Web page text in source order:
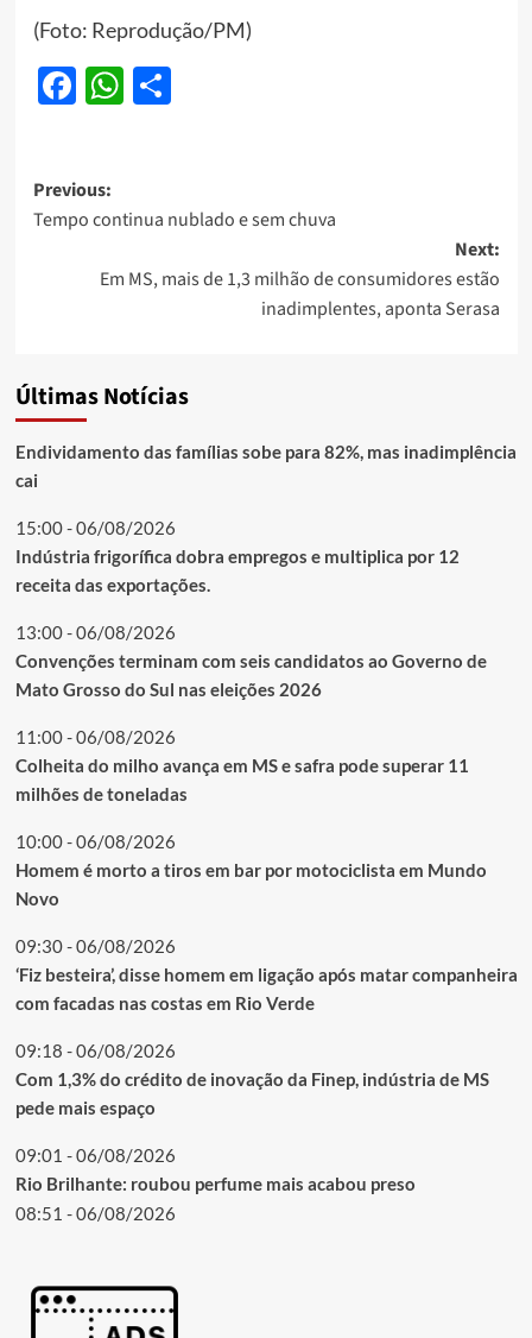
(Foto: Reprodução/PM)
Facebook
WhatsApp
Share
Post
navigation
Previous:
Tempo continua nublado e sem chuva
Next:
Em MS, mais de 1,3 milhão de consumidores estão
inadimplentes, aponta Serasa
Últimas Notícias
Endividamento das famílias sobe para 82%, mas inadimplência
cai
15:00 - 06/08/2026
Indústria frigorífica dobra empregos e multiplica por 12
receita das exportações.
13:00 - 06/08/2026
Convenções terminam com seis candidatos ao Governo de
Mato Grosso do Sul nas eleições 2026
11:00 - 06/08/2026
Colheita do milho avança em MS e safra pode superar 11
milhões de toneladas
10:00 - 06/08/2026
Homem é morto a tiros em bar por motociclista em Mundo
Novo
09:30 - 06/08/2026
‘Fiz besteira’, disse homem em ligação após matar companheira
com facadas nas costas em Rio Verde
09:18 - 06/08/2026
Com 1,3% do crédito de inovação da Finep, indústria de MS
pede mais espaço
09:01 - 06/08/2026
Rio Brilhante: roubou perfume mais acabou preso
08:51 - 06/08/2026